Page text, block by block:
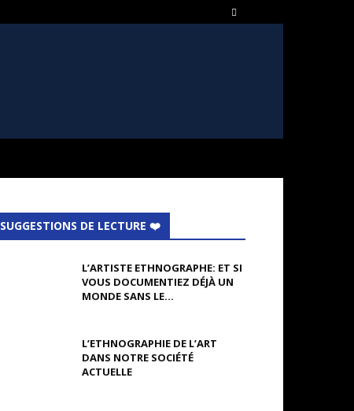
SUGGESTIONS DE LECTURE ❤️
L’ARTISTE ETHNOGRAPHE: ET SI
VOUS DOCUMENTIEZ DÉJÀ UN
MONDE SANS LE...
L’ETHNOGRAPHIE DE L’ART
DANS NOTRE SOCIÉTÉ
ACTUELLE